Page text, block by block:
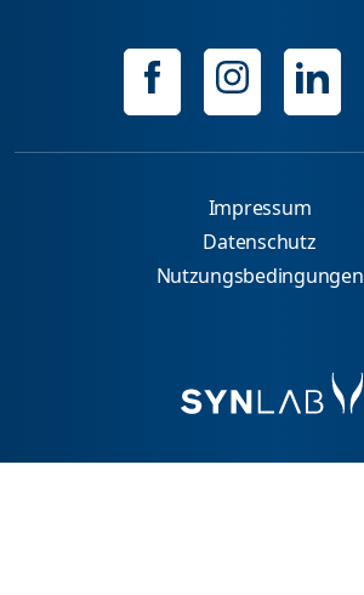
Impressum
Datenschutz
Nutzungsbedingungen